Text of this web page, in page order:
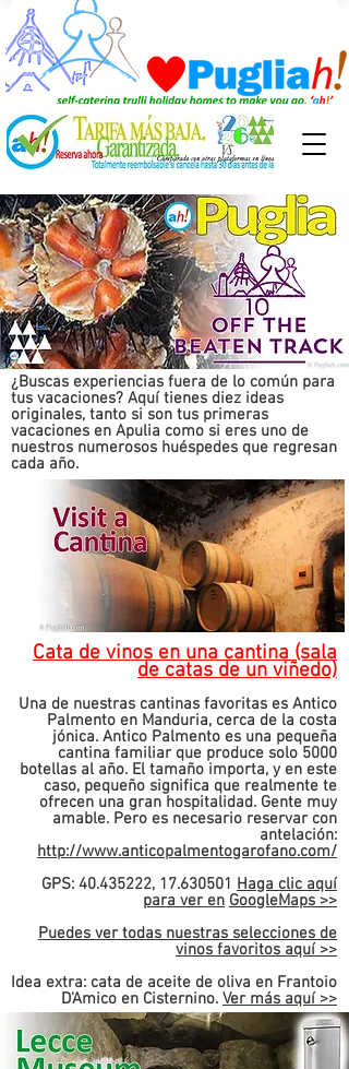
¿Buscas experiencias fuera de lo común para
tus vacaciones? Aquí tienes diez ideas
originales, tanto si son tus primeras
vacaciones en Apulia como si eres uno de
nuestros numerosos huéspedes que regresan
cada año.
Cata de vinos en una cantina (sala
de catas de un viñedo)
Una de nuestras cantinas favoritas es Antico
Palmento en Manduria, cerca de la costa
jónica. Antico Palmento es una pequeña
cantina familiar que produce solo 5000
botellas al año. El tamaño importa, y en este
caso, pequeño significa que realmente te
ofrecen una gran hospitalidad. Gente muy
amable. Pero es necesario reservar con
antelación:
http://www.anticopalmentogarofano.com/
GPS: 40.435222, 17.630501 Haga clic aquí
para ver en GoogleMaps >>
Puedes ver todas nuestras selecciones de
vinos favoritos aquí >>
Idea extra: cata de aceite de oliva en Frantoio
D'Amico en Cisternino. Ver más aquí >>